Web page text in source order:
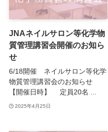
JNAネイルサロン等化学物
質管理講習会開催のお知ら
せ
6/18開催 ネイルサロン等化学
物質管理講習会のお知らせ
【開催日時】 定員20名 ...
2025年4月25日